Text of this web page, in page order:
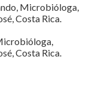
Microbióloga,
Costa Rica.
Costa Rica.